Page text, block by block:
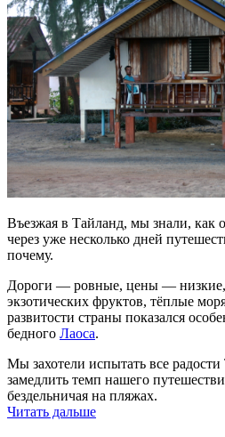
Въезжая в Тайланд, мы знали, как
через уже несколько дней
почему.
Дороги — ровные, цены — низкие,
экзотических фруктов, тёплые
развитости страны показался
бедного Лаоса.
Мы захотели испытать все
замедлить темп нашего
бездельничая на пляжах.
Читать дальше